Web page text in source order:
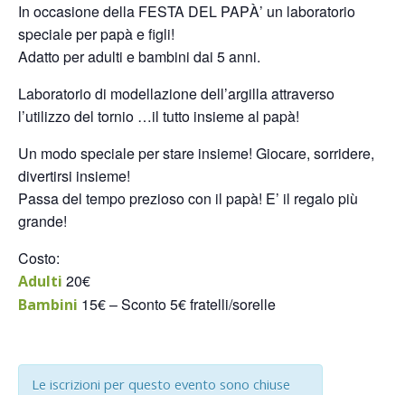
In occasione della FESTA DEL PAPÀ’ un laboratorio
speciale per papà e figli!
Adatto per adulti e bambini dai 5 anni.
Laboratorio di modellazione dell’argilla attraverso
l’utilizzo del tornio …il tutto insieme al papà!
Un modo speciale per stare insieme! Giocare, sorridere,
divertirsi insieme!
Passa del tempo prezioso con il papà! E’ il regalo più
grande!
Costo:
Adulti 20€
Bambini 15€ – Sconto 5€ fratelli/sorelle
Le iscrizioni per questo evento sono chiuse